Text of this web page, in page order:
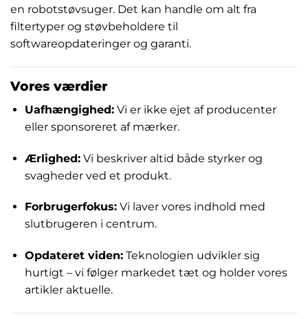
en robotstøvsuger. Det kan handle om alt fra
filtertyper og støvbeholdere til
softwareopdateringer og garanti.
Vores værdier
Uafhængighed:Vi er ikke ejet af producenter
eller sponsoreret af mærker.
Ærlighed:Vi beskriver altid både styrker og
svagheder ved et produkt.
Forbrugerfokus:Vi laver vores indhold med
slutbrugeren i centrum.
Opdateret viden:Teknologien udvikler sig
hurtigt – vi følger markedet tæt og holder vores
artikler aktuelle.